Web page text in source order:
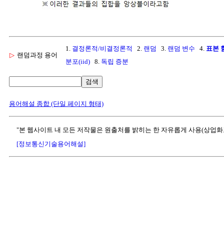
▷ 랜덤과정 용어
1. 결정론적/비결정론적 2. 랜덤 3. 랜덤 변수 4. 표본
분포(iid) 8. 독립 증분
검색
용어해설 종합 (단일 페이지 형태)
"본 웹사이트 내 모든 저작물은 원출처를 밝히는 한 자유롭게 사용(상업
[정보통신기술용어해설]